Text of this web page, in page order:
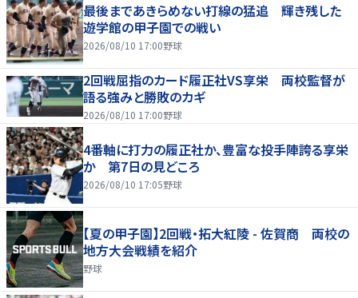
最後まであきらめない打線の猛追 輝き残した
遊学館の甲子園での戦い
2026/08/10 17:00野球
2回戦屈指のカード履正社VS享栄 両校監督が
語る強みと勝敗のカギ
2026/08/10 17:00野球
4番軸に打力の履正社か、豊富な投手陣誇る享栄
か 第7日の見どころ
2026/08/10 17:05野球
【夏の甲子園】2回戦・拓大紅陵 - 佐賀商 両校の
地方大会戦績を紹介
野球